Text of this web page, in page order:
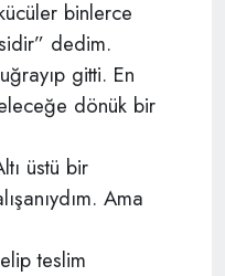
binlerce
dedim.
gitti. En
dönük bir
üstü bir
Ama
teslim